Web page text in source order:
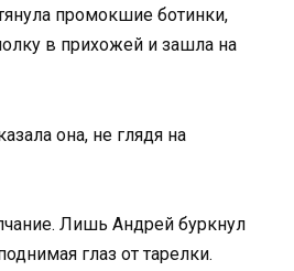
промокшие ботинки,
в прихожей и зашла на
она, не глядя на
Лишь Андрей буркнул
глаз от тарелки.